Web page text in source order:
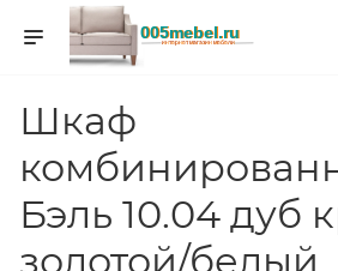
Шкаф
Бэль 10.04 дуб
золотой/белый